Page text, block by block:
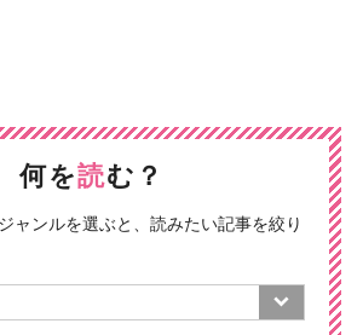
何を読む？
ャンルを選ぶと、読みたい記事を絞り